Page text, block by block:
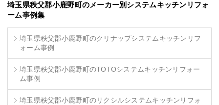
埼玉県秩父郡小鹿野町のメーカー別システムキッチンリフォ
ーム事例集
埼玉県秩父郡小鹿野町のクリナップシステムキッチンリフ
ォーム事例
埼玉県秩父郡小鹿野町のTOTOシステムキッチンリフォー
ム事例
埼玉県秩父郡小鹿野町のリクシルシステムキッチンリフォ